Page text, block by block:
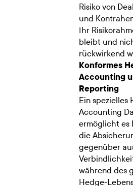
Risiko von
und
Ihr
bleibt und
rückwirkend
Konformes
Accounting
Reporting
Ein spezielles
Accounting
ermöglicht es
die
gegenüber
während des
Hedge-